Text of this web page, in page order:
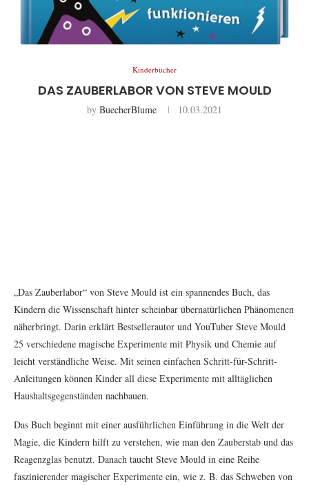
Kinderbücher
DAS ZAUBERLABOR VON STEVE MOULD
by BuecherBlume 10.03.2021
„Das Zauberlabor“ von Steve Mould ist ein spannendes Buch, das
Kindern die Wissenschaft hinter scheinbar übernatürlichen Phänomenen
näherbringt. Darin erklärt Bestsellerautor und YouTuber Steve Mould
25 verschiedene magische Experimente mit Physik und Chemie auf
leicht verständliche Weise. Mit seinen einfachen Schritt-für-Schritt-
Anleitungen können Kinder all diese Experimente mit alltäglichen
Haushaltsgegenständen nachbauen.
Das Buch beginnt mit einer ausführlichen Einführung in die Welt der
Magie, die Kindern hilft zu verstehen, wie man den Zauberstab und das
Reagenzglas benutzt. Danach taucht Steve Mould in eine Reihe
faszinierender magischer Experimente ein, wie z. B. das Schweben von